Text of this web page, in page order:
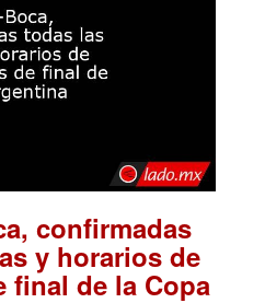
confirmadas
y horarios de
final de la Copa